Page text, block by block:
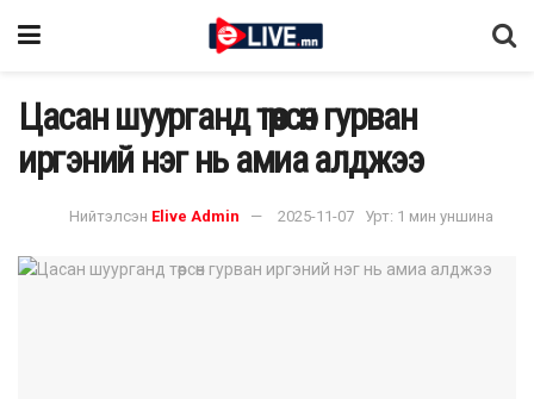
Цасан шуурганд төөрсөн гурван
иргэний нэг нь амиа алджээ
Нийтэлсэн Elive Admin 2025-11-07 Урт: 1 мин уншина